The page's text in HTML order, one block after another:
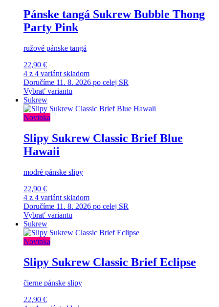
Pánske tangá Sukrew Bubble Thong
Party Pink
ružové pánske tangá
22,90 €
4 z 4 variánt skladom
Doručíme 11. 8. 2026 po celej SR
Vybrať variantu
Sukrew
Novinka
Slipy Sukrew Classic Brief Blue
Hawaii
modré pánske slipy
22,90 €
4 z 4 variánt skladom
Doručíme 11. 8. 2026 po celej SR
Vybrať variantu
Sukrew
Novinka
Slipy Sukrew Classic Brief Eclipse
čierne pánske slipy
22,90 €